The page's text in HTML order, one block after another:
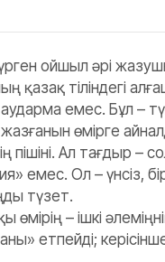
ойшыл әрі
қазақ тіліндегі
емес. Бұл –
жазғанын өмірге
пішіні. Ал тағдыр –
емес. Ол – үнсіз,
түзет.
– ішкі
етпейді;